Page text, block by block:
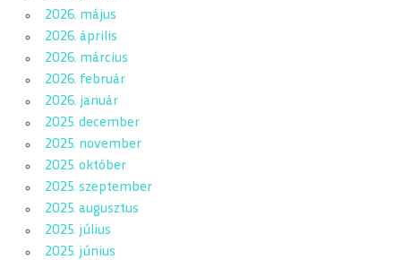
2026. május
2026. április
2026. március
2026. február
2026. január
2025. december
2025. november
2025. október
2025. szeptember
2025. augusztus
2025. július
2025. június